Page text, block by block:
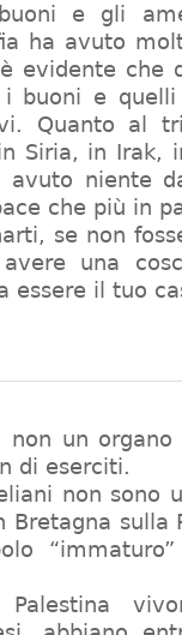
e gli
ha avuto
evidente che
i buoni e
Quanto al
Siria, in Irak,
avuto niente
che più in
se non
una
essere il tuo
non un
di eserciti.
non sono
Bretagna sulla